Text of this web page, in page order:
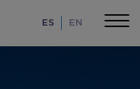
ES EN